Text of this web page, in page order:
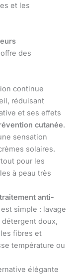
et les
offre des
continue
réduisant
et ses effets
cutanée.
sensation
solaires.
pour les
à peau très
traitement anti-
simple : lavage
détergent doux,
fibres et
température ou
élégante